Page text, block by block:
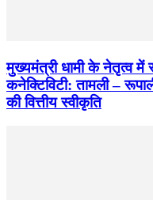
मुख्यमंत्री धामी के नेतृत्व में
कनेक्टिविटी: तामली –
की वित्तीय स्वीकृति